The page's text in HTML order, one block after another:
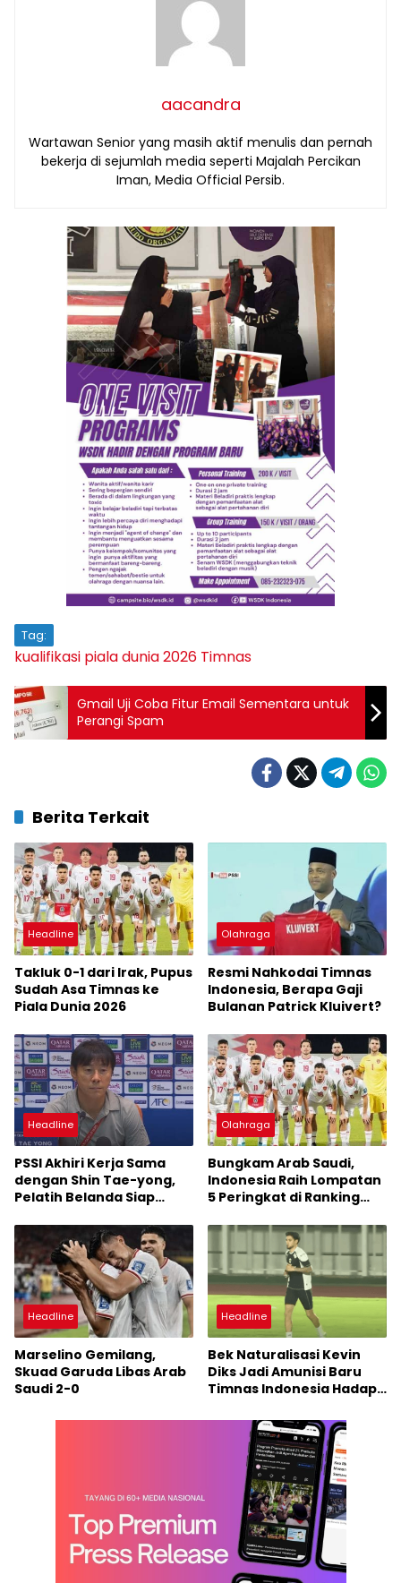
aacandra
Wartawan Senior yang masih aktif menulis dan pernah
bekerja di sejumlah media seperti Majalah Percikan
Iman, Media Official Persib.
Tag:
kualifikasi piala dunia 2026 Timnas
Gmail Uji Coba Fitur Email Sementara untuk
Perangi Spam
Berita Terkait
Headline
Takluk 0-1 dari Irak, Pupus
Sudah Asa Timnas ke
Piala Dunia 2026
Olahraga
Resmi Nahkodai Timnas
Indonesia, Berapa Gaji
Bulanan Patrick Kluivert?
Headline
PSSI Akhiri Kerja Sama
dengan Shin Tae-yong,
Pelatih Belanda Siap
Indonesia
Olahraga
Bungkam Arab Saudi,
Indonesia Raih Lompatan
5 Peringkat di Ranking
Headline
Marselino Gemilang,
Skuad Garuda Libas Arab
Saudi 2-0
Headline
Bek Naturalisasi Kevin
Diks Jadi Amunisi Baru
Timnas Indonesia Hadapi